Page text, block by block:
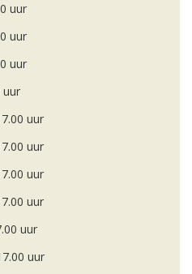
uur
uur
uur
uur
uur
uur
uur
uur
uur
uur